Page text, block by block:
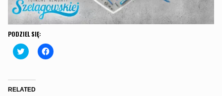
PODZIEL SIĘ:
C
l
t
o
C
l
RELATED